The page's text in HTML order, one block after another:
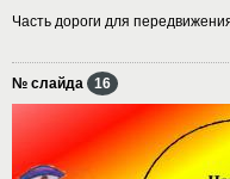
Часть дороги для
№ слайда 16